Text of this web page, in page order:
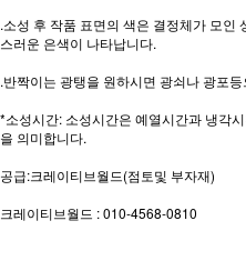
.소성 후 작품 표면의 색은 결정체가 모인
스러운 은색이 나타납니다.
.반짝이는 광탱을 원하시면 광쇠나 광포
*소성시간: 소성시간은 예열시간과 냉각
을 의미합니다.
공급:크레이티브월드(점토및 부자재)
크레이티브월드 : 010-4568-0810